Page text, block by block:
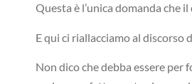
Questa è l’unica domanda che
E qui ci riallacciamo al discorso
Non dico che debba essere per